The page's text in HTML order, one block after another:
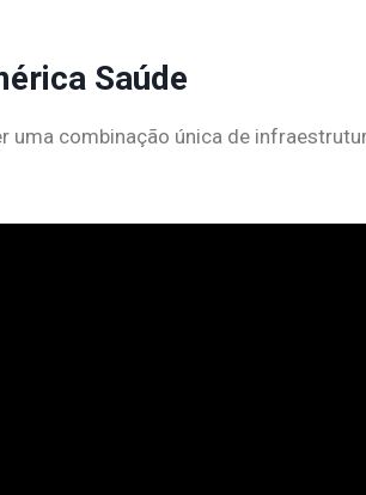
Saúde
uma combinação única de